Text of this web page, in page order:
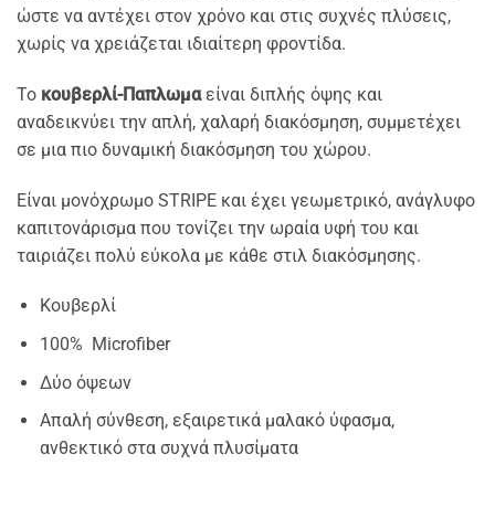
ώστε να αντέχει στον χρόνο και στις συχνές πλύσεις,
χωρίς να χρειάζεται ιδιαίτερη φροντίδα.
Το κουβερλί-Παπλωμαείναι διπλής όψης και
αναδεικνύει την απλή, χαλαρή διακόσμηση, συμμετέχει
σε μια πιο δυναμική διακόσμηση του χώρου.
Είναι μονόχρωμο STRIPE και έχει γεωμετρικό, ανάγλυφο
καπιτονάρισμα που τονίζει την ωραία υφή του και
ταιριάζει πολύ εύκολα με κάθε στιλ διακόσμησης.
Κουβερλί
100% Microfiber
Δύο όψεων
Απαλή σύνθεση, εξαιρετικά μαλακό ύφασμα,
ανθεκτικό στα συχνά πλυσίματα